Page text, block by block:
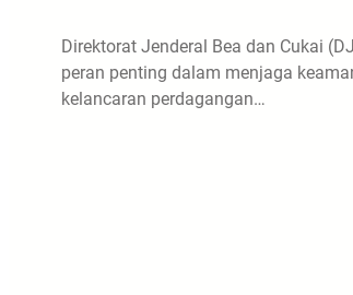
Direktorat Jenderal Bea dan Cukai
peran penting dalam menjaga
kelancaran perdagangan…